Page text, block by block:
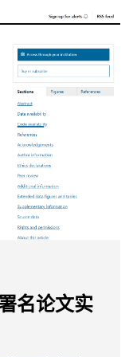
名论文实